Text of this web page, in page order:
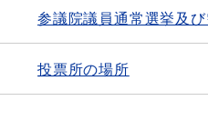
参議院議員通常選挙及
投票所の場所